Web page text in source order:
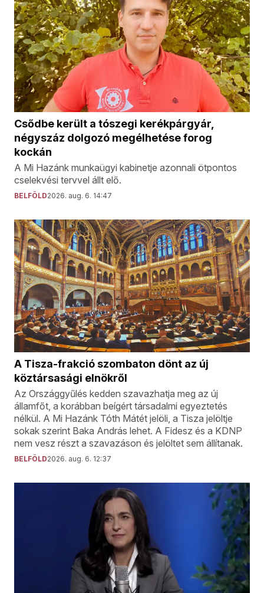
Csődbe került a tószegi kerékpárgyár,
négyszáz dolgozó megélhetése forog
kockán
A Mi Hazánk munkaügyi kabinetje azonnali ötpontos
cselekvési tervvel állt elő.
BELFÖLD2026. aug. 6. 14:47
A Tisza-frakció szombaton dönt az új
köztársasági elnökről
Az Országgyűlés kedden szavazhatja meg az új
államfőt, a korábban beígért társadalmi egyeztetés
nélkül. A Mi Hazánk Tóth Mátét jelöli, a Tisza jelöltje
sokak szerint Baka András lehet. A Fidesz és a KDNP
nem vesz részt a szavazáson és jelöltet sem állítanak.
BELFÖLD2026. aug. 6. 12:37